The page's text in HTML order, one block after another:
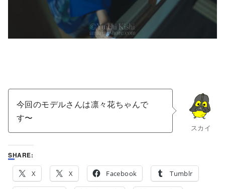
スカイ
今回のモデルさんは凛々花ちゃんで
す〜
SHARE:
X X Facebook Tumblr